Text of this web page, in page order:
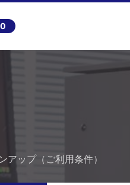
アップ（ご利用条件）